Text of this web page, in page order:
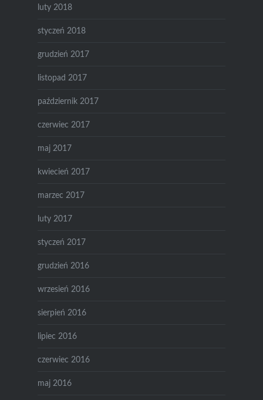
luty 2018
styczeń 2018
grudzień 2017
listopad 2017
październik 2017
czerwiec 2017
maj 2017
kwiecień 2017
marzec 2017
luty 2017
styczeń 2017
grudzień 2016
wrzesień 2016
sierpień 2016
lipiec 2016
czerwiec 2016
maj 2016